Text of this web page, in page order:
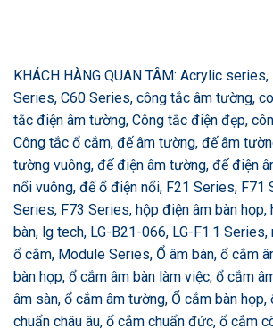
KHÁCH HÀNG QUAN TÂM: Acrylic
Series, C60 Series, công tắc âm tường,
tắc điện âm tường, Công tắc điện đẹp,
Công tắc ổ cắm, đế âm tường, đế âm
tường vuông, đế điện âm tường, đế điện
nổi vuông, đế ổ điện nổi, F21 Series, F71
Series, F73 Series, hộp điện âm bàn họp,
bàn, lg tech, LG-B21-066, LG-F1.1
ổ cắm, Module Series, Ổ âm bàn, ổ cắm
bàn họp, ổ cắm âm bàn làm việc, ổ cắm
âm sàn, ổ cắm âm tường, Ổ cắm bàn
chuẩn châu âu, ổ cắm chuẩn đức, ổ cắm